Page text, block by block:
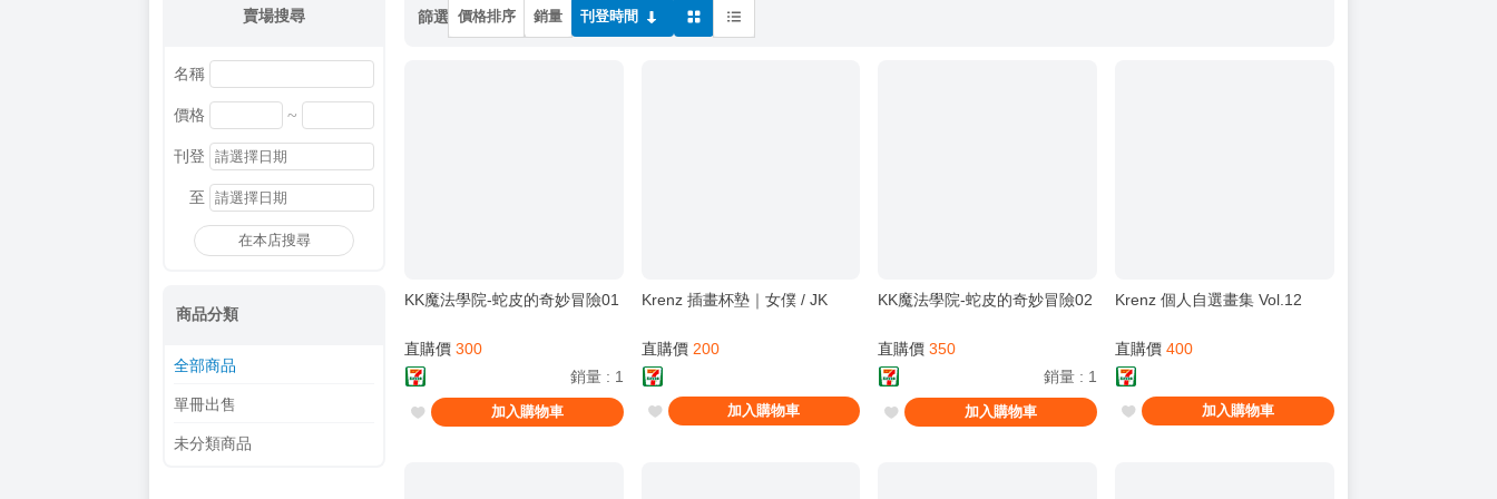
賣場搜尋
名稱
價格 ~
刊登
至
在本店搜尋
商品分類
全部商品
單冊出售
未分類商品
篩選 價格排序 銷量 刊登時間
KK魔法學院-蛇皮的奇妙冒險01
直購價 300
銷量 : 1
加入購物車
Krenz 插畫杯墊｜女僕 / JK
直購價 200
加入購物車
KK魔法學院-蛇皮的奇妙冒險02
直購價 350
銷量 : 1
加入購物車
Krenz 個人自選畫集 Vol.12
直購價 400
加入購物車